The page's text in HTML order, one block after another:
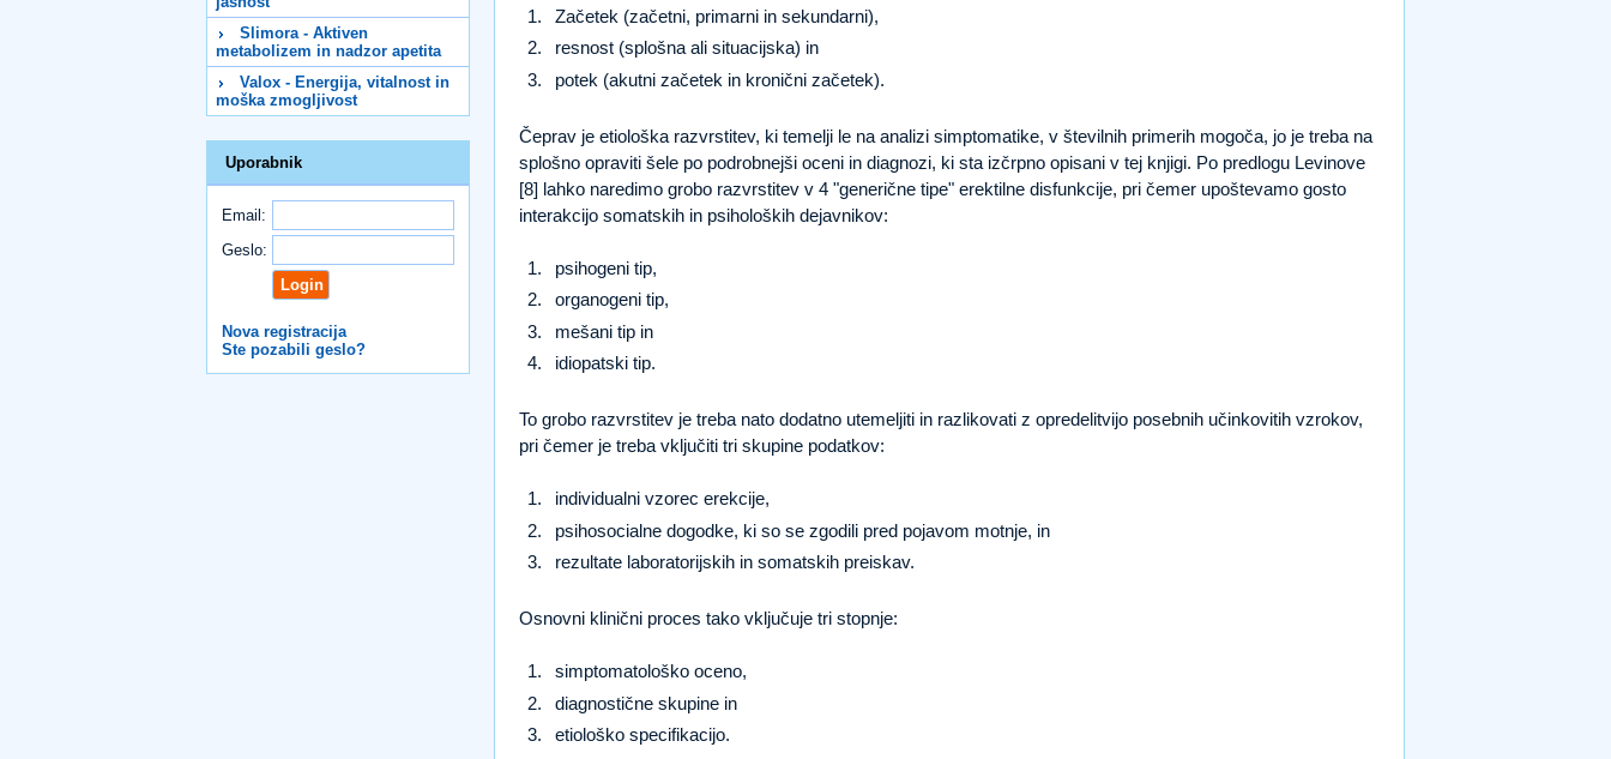
Slimora - Aktiven
metabolizem in nadzor apetita
Valox - Energija, vitalnost in
moška zmogljivost
Uporabnik
Email:
Geslo:
Nova registracija
Ste pozabili geslo?
Začetek (začetni, primarni in sekundarni),
resnost (splošna ali situacijska) in
potek (akutni začetek in kronični začetek).
Čeprav je etiološka razvrstitev, ki temelji le na analizi simptomatike, v številnih primerih mogoča, jo je treba na
splošno opraviti šele po podrobnejši oceni in diagnozi, ki sta izčrpno opisani v tej knjigi. Po predlogu Levinove
[8] lahko naredimo grobo razvrstitev v 4 "generične tipe" erektilne disfunkcije, pri čemer upoštevamo gosto
interakcijo somatskih in psiholoških dejavnikov:
psihogeni tip,
organogeni tip,
mešani tip in
idiopatski tip.
To grobo razvrstitev je treba nato dodatno utemeljiti in razlikovati z opredelitvijo posebnih učinkovitih vzrokov,
pri čemer je treba vključiti tri skupine podatkov:
individualni vzorec erekcije,
psihosocialne dogodke, ki so se zgodili pred pojavom motnje, in
rezultate laboratorijskih in somatskih preiskav.
Osnovni klinični proces tako vključuje tri stopnje:
simptomatološko oceno,
diagnostične skupine in
etiološko specifikacijo.